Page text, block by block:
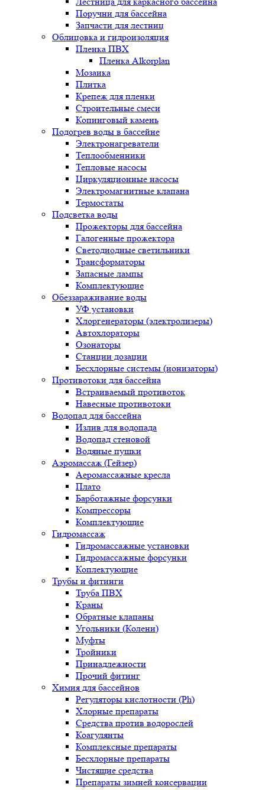
Поручни для бассейна
Запчасти для лестниц
Облицовка и гидроизоляция
Пленка ПВХ
Пленка Alkorplan
Мозаика
Плитка
Крепеж для пленки
Строительные смеси
Копинговый камень
Подогрев воды в бассейне
Электронагреватели
Теплообменники
Тепловые насосы
Циркуляционные насосы
Электромагнитные клапана
Термостаты
Подсветка воды
Прожекторы для бассейна
Галогенные прожектора
Светодиодные светильники
Трансформаторы
Запасные лампы
Комплектующие
Обеззараживание воды
УФ установки
Хлоргенераторы (электролизеры)
Автохлораторы
Озонаторы
Станции дозации
Бесхлорные системы (ионизаторы)
Противотоки для бассейна
Встраиваемый противоток
Навесные противотоки
Водопад для бассейна
Излив для водопада
Водопад стеновой
Водяные пушки
Аэромассаж (Гейзер)
Аеромассажные кресла
Плато
Барботажные форсунки
Компрессоры
Комплектующие
Гидромассаж
Гидромассажные установки
Гидромассажные форсунки
Коплектующие
Трубы и фитинги
Труба ПВХ
Краны
Обратные клапаны
Угольники (Колени)
Муфты
Тройники
Принадлежности
Прочий фитинг
Химия для бассейнов
Регуляторы кислотности (Ph)
Хлорные препараты
Средства против водорослей
Коагулянты
Комплексные препараты
Бесхлорные препараты
Чистящие средства
Препараты зимней консервации